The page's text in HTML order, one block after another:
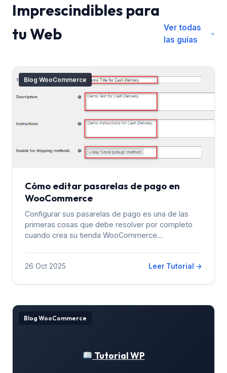
Imprescindibles para
tu Web
Ver todas
las guías
Blog WooCommerce
Cómo editar pasarelas de pago en
WooCommerce
Configurar sus pasarelas de pago es una de las
primeras cosas que debe resolver por completo
cuando crea su tienda WooCommerce....
26 Oct 2025 Leer Tutorial →
Tutorial WP
Blog WooCommerce